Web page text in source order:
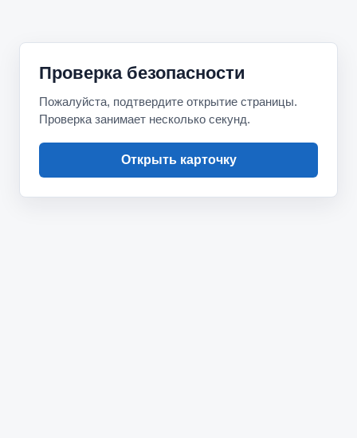
Проверка безопасности
Пожалуйста, подтвердите открытие страницы.
Проверка занимает несколько секунд.
Открыть карточку